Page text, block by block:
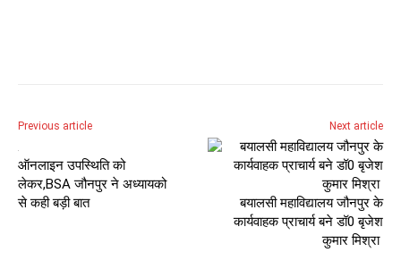
Previous article
ऑनलाइन उपस्थिति को
लेकर,BSA जौनपुर ने अध्यायको
से कही बड़ी बात
Next article
बयालसी महाविद्यालय जौनपुर के
कार्यवाहक प्राचार्य बने डॉ0 बृजेश
कुमार मिश्रा